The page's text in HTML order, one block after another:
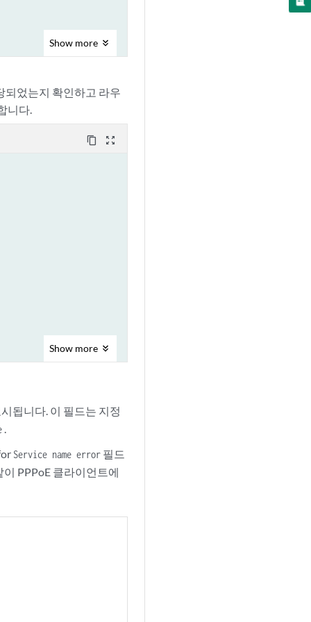
Show more
되었는지 확인하고 라우
니다.
content_copy zoom_out_map
Show more
됩니다. 이 필드는 지정
.
Service name error필드
PPPoE 클라이언트에